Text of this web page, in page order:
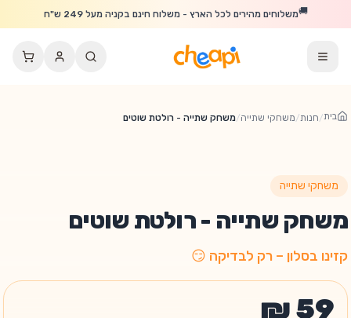
דלג לתוכן הראשי
🚚משלוחים מהירים לכל הארץ - משלוח חינם בקניה מעל 249 ש"ח
בית/חנות/משחקי שתייה/משחק שתייה - רולטת שוטים
משחקי שתייה
משחק שתייה - רולטת שוטים
קזינו בסלון – רק לבדיקה 😏